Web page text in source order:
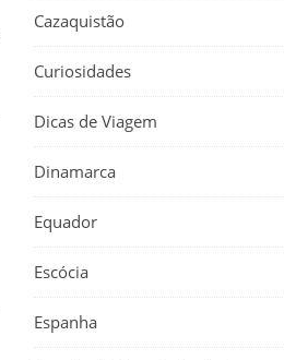
Cazaquistão
Curiosidades
Dicas de Viagem
Dinamarca
Equador
Escócia
Espanha